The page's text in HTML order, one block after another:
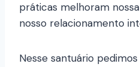
práticas melhoram
nosso relacionamento
Nesse santuário